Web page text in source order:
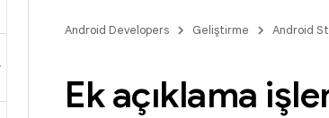
Android Developers Geliştirme Android
Ek açıklama